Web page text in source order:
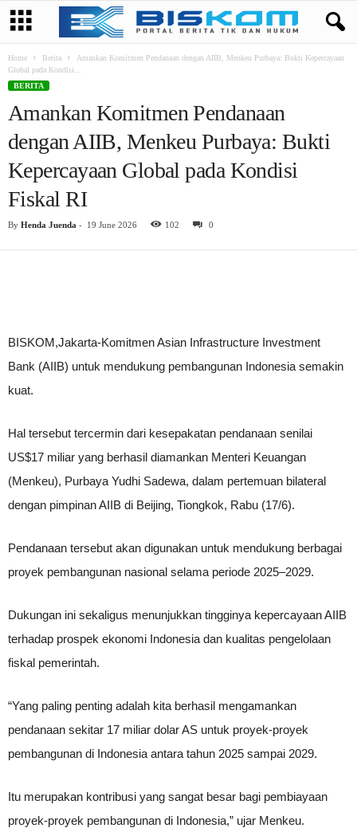
Home Berita
Amankan Komitmen Pendanaan dengan AIIB, Menkeu Purbaya: Bukti Kepercayaan
Global pada Kondisi...
BERITA
Amankan Komitmen Pendanaan
dengan AIIB, Menkeu Purbaya: Bukti
Kepercayaan Global pada Kondisi
Fiskal RI
By Henda Juenda - 19 June 2026 102 0
BISKOM,Jakarta-Komitmen Asian Infrastructure Investment
Bank (AIIB) untuk mendukung pembangunan Indonesia semakin
kuat.
Hal tersebut tercermin dari kesepakatan pendanaan senilai
US$17 miliar yang berhasil diamankan Menteri Keuangan
(Menkeu), Purbaya Yudhi Sadewa, dalam pertemuan bilateral
dengan pimpinan AIIB di Beijing, Tiongkok, Rabu (17/6).
Pendanaan tersebut akan digunakan untuk mendukung berbagai
proyek pembangunan nasional selama periode 2025–2029.
Dukungan ini sekaligus menunjukkan tingginya kepercayaan AIIB
terhadap prospek ekonomi Indonesia dan kualitas pengelolaan
fiskal pemerintah.
“Yang paling penting adalah kita berhasil mengamankan
pendanaan sekitar 17 miliar dolar AS untuk proyek-proyek
pembangunan di Indonesia antara tahun 2025 sampai 2029.
Itu merupakan kontribusi yang sangat besar bagi pembiayaan
proyek-proyek pembangunan di Indonesia,” ujar Menkeu.